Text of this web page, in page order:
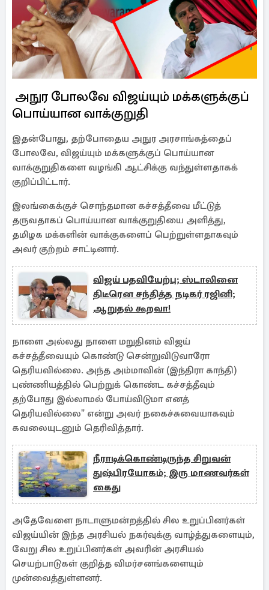
அநுர போலவே விஜய்யும் மக்களுக்குப்
பொய்யான வாக்குறுதி
இதன்போது, தற்போதைய அநுர அரசாங்கத்தைப்
போலவே, விஜய்யும் மக்களுக்குப் பொய்யான
வாக்குறுதிகளை வழங்கி ஆட்சிக்கு வந்துள்ளதாகக்
குறிப்பிட்டார்.
இலங்கைக்குச் சொந்தமான கச்சத்தீவை மீட்டுத்
தருவதாகப் பொய்யான வாக்குறுதியை அளித்து,
தமிழக மக்களின் வாக்குகளைப் பெற்றுள்ளதாகவும்
அவர் குற்றம் சாட்டினார்.
விஜய் பதவியேற்பு; ஸ்டாலினை
திடீரென சந்தித்த நடிகர் ரஜினி;
ஆறுதல் கூறவா!
நாளை அல்லது நாளை மறுதினம் விஜய்
கச்சத்தீவையும் கொண்டு சென்றுவிடுவாரோ
தெரியவில்லை. அந்த அம்மாவின் (இந்திரா காந்தி)
புண்ணியத்தில் பெற்றுக் கொண்ட கச்சத்தீவும்
தற்போது இல்லாமல் போய்விடுமா எனத்
தெரியவில்லை" என்று அவர் நகைச்சுவையாகவும்
கவலையுடனும் தெரிவித்தார்.
நீராடிக்கொண்டிருந்த சிறுவன்
துஷ்பிரயோகம்; இரு மாணவர்கள்
கைது
அதேவேளை நாடாளுமன்றத்தில் சில உறுப்பினர்கள்
விஜய்யின் இந்த அரசியல் நகர்வுக்கு வாழ்த்துகளையும்,
வேறு சில உறுப்பினர்கள் அவரின் அரசியல்
செயற்பாடுகள் குறித்த விமர்சனங்களையும்
முன்வைத்துள்ளனர்.